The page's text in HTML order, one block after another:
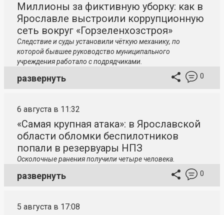
Миллионы за фиктивную уборку: как в
Ярославле выстроили коррупционную
сеть вокруг «Горзеленхозстроя»
Следствие и суды установили чёткую механику, по
которой бывшее руководство муниципального
учреждения работало с подрядчиками.
развернуть 0
6 августа в 11:32
«Самая крупная атака»: в Ярославской
области обломки беспилотников
попали в резервуары НПЗ
Осколочные ранения получили четыре человека.
развернуть 0
5 августа в 17:08